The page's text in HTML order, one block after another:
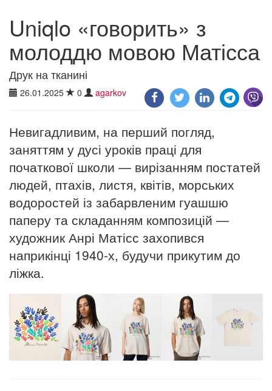
Uniqlo «говорить» з
молоддю мовою Матісса
Друк на тканині
26.01.2025 0 agarkov
Невигадливим, на перший погляд,
заняттям у дусі уроків праці для
початкової школи — вирізанням постатей
людей, птахів, листя, квітів, морських
водоростей із забарвленим гуашшю
паперу та складанням композицій —
художник Анрі Матісс захопився
наприкінці 1940-х, будучи прикутим до
ліжка.